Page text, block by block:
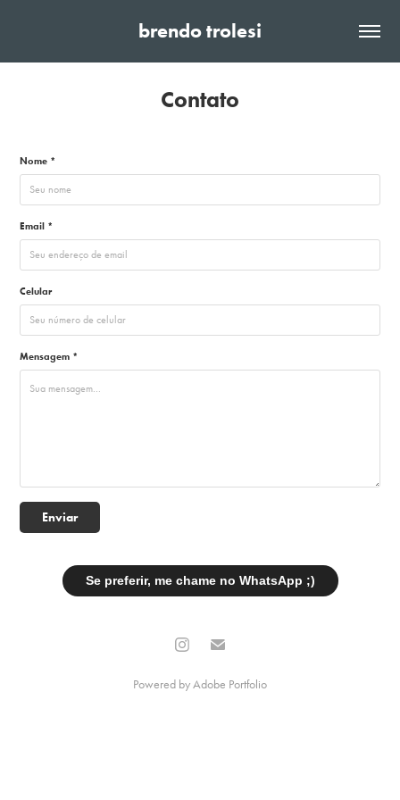
brendo trolesi
Contato
Nome *
Email *
Celular
Mensagem *
Enviar
Se preferir, me chame no WhatsApp ;)
Powered byAdobe Portfolio